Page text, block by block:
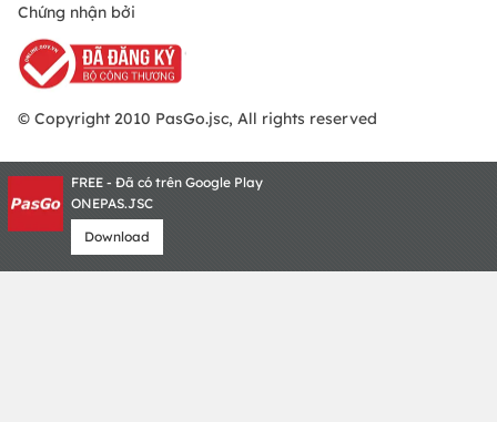
Chứng nhận bởi
© Copyright 2010 PasGo.jsc, All rights reserved
FREE - Đã có trên Google Play
ONEPAS.JSC
Download